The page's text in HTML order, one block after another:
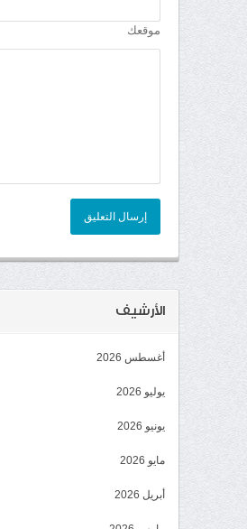
موقعك
إرسال التعليق
الأرشيف
أغسطس 2026
يوليو 2026
يونيو 2026
مايو 2026
أبريل 2026